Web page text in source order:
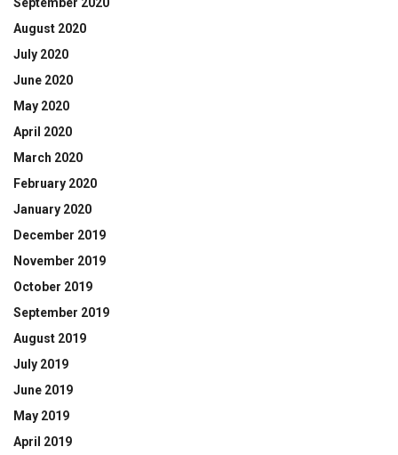
August 2020
July 2020
June 2020
May 2020
April 2020
March 2020
February 2020
January 2020
December 2019
November 2019
October 2019
September 2019
August 2019
July 2019
June 2019
May 2019
April 2019